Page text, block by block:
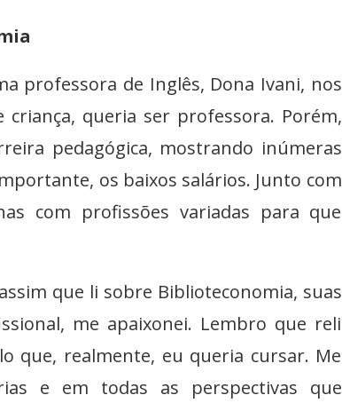
professora de Inglês, Dona Ivani, nos
criança, queria ser professora. Porém,
pedagógica, mostrando inúmeras
os baixos salários. Junto com
com profissões variadas para que
que li sobre Biblioteconomia, suas
me apaixonei. Lembro que reli
que, realmente, eu queria cursar. Me
e em todas as perspectivas que